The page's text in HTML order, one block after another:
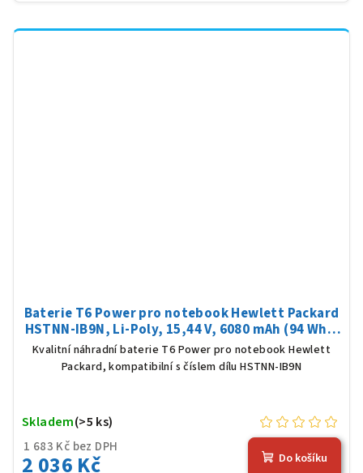
Baterie T6 Power pro notebook Hewlett Packard
HSTNN-IB9N, Li-Poly, 15,44 V, 6080 mAh (94 Wh),
černá
Kvalitní náhradní baterie T6 Power pro notebook Hewlett
Packard, kompatibilní s číslem dílu HSTNN-IB9N
1 683 Kč bez DPH
2 036 Kč
Skladem(>5 ks)
Do košíku